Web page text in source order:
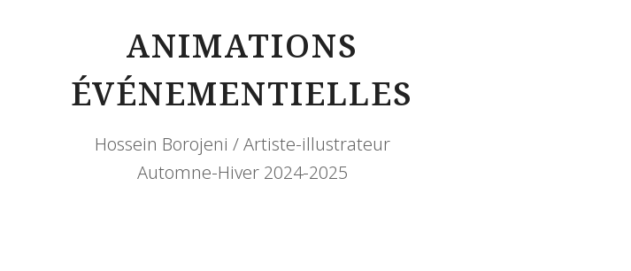
ANIMATIONS
ÉVÉNEMENTIELLES
Hossein Borojeni / Artiste-illustrateur
Automne-Hiver 2024-2025